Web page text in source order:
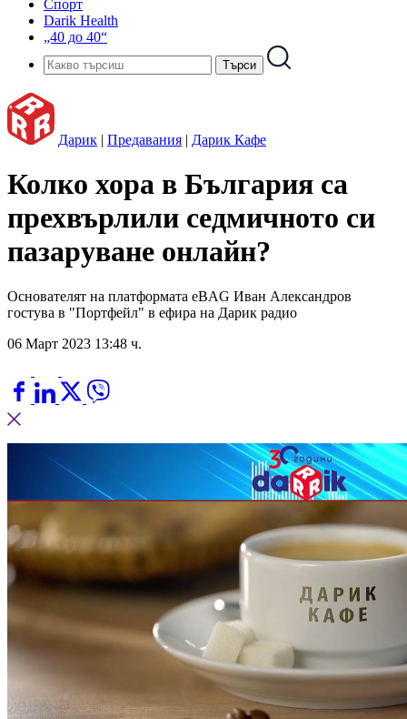
Спорт
Darik Health
„40 до 40“
Дарик | Предавания | Дарик Кафе
Колко хора в България са
прехвърлили седмичното си
пазаруване онлайн?
Основателят на платформата eBAG Иван Александров
гостува в "Портфейл" в ефира на Дарик радио
06 Март 2023 13:48 ч.